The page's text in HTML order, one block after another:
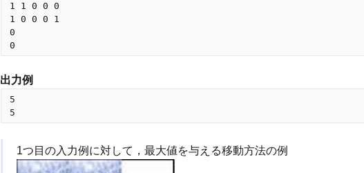
1 1 0 0 0
1 0 0 0 1
0
出力例
5
1つ目の入力例に対して，最大値を与える移動方法の例